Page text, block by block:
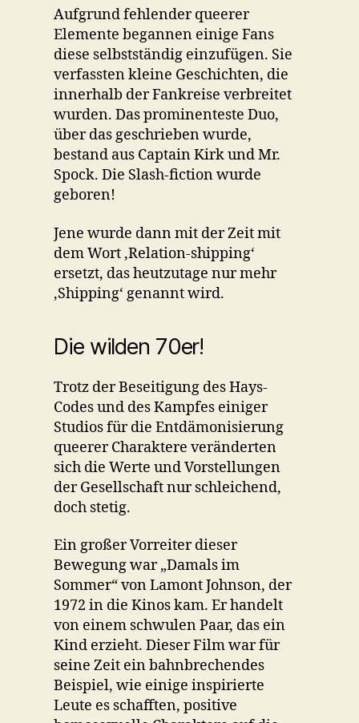
Aufgrund fehlender queerer
Elemente begannen einige Fans
diese selbstständig einzufügen. Sie
verfassten kleine Geschichten, die
innerhalb der Fankreise verbreitet
wurden. Das prominenteste Duo,
über das geschrieben wurde,
bestand aus Captain Kirk und Mr.
Spock. Die Slash-fiction wurde
geboren!
Jene wurde dann mit der Zeit mit
dem Wort ‚Relation-shipping‘
ersetzt, das heutzutage nur mehr
‚Shipping‘ genannt wird.
Die wilden 70er!
Trotz der Beseitigung des Hays-
Codes und des Kampfes einiger
Studios für die Entdämonisierung
queerer Charaktere veränderten
sich die Werte und Vorstellungen
der Gesellschaft nur schleichend,
doch stetig.
Ein großer Vorreiter dieser
Bewegung war „Damals im
Sommer“ von Lamont Johnson, der
1972 in die Kinos kam. Er handelt
von einem schwulen Paar, das ein
Kind erzieht. Dieser Film war für
seine Zeit ein bahnbrechendes
Beispiel, wie einige inspirierte
Leute es schafften, positive